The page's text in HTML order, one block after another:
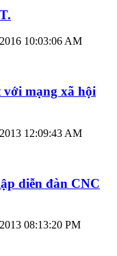
10:03:06 AM
với mạng xã hội
12:09:43 AM
diễn đàn CNC
08:13:20 PM